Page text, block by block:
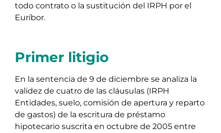
todo contrato o la sustitución del IRPH por el
Euríbor.
Primer litigio
En la sentencia de 9 de diciembre se analiza la
validez de cuatro de las cláusulas (IRPH
Entidades, suelo, comisión de apertura y reparto
de gastos) de la escritura de préstamo
hipotecario suscrita en octubre de 2005 entre